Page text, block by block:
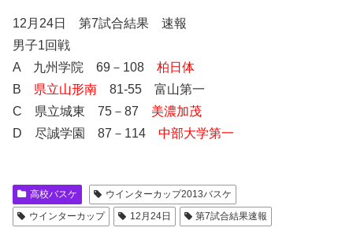
12月24日 第7試合結果 速報
男子1回戦
A 九州学院 69－108 柏日体
B 県立山形南 81-55 富山第一
C 県立城東 75－87 美濃加茂
D 尽誠学園 87－114 中部大学第一
高校バスケ
ウインターカップ2013バスケ
ウインターカップ
12月24日 第7試合結果速報